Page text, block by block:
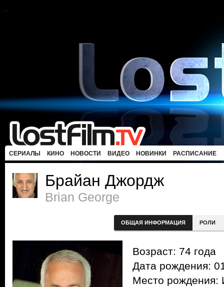
СЕРИАЛЫ КИНО НОВОСТИ ВИДЕО НОВИНКИ РАСПИСАНИЕ
Брайан Джордж
Brian George
ОБЩАЯ ИНФОРМАЦИЯ РОЛИ
Возраст: 74 года
Дата рождения:
Место рождения: